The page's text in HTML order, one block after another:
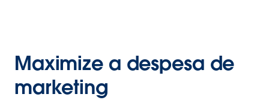
Maximize a despesa de
marketing